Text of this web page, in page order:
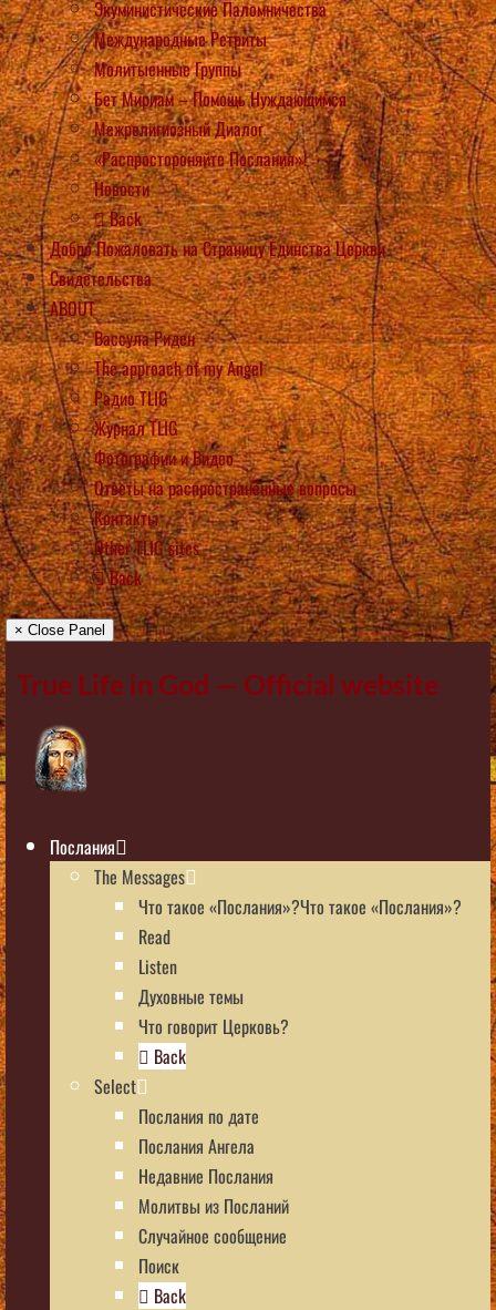
Экуминистические Паломничества
Международные Ретриты
Молитыенные Группы
Бет Мириам – Помощь Нуждающимся
Межрелигиозный Диалог
«Распростороняйте Послания»!
Новости
Back
Добро Пожаловать на Страницу Единства Церкви
Свидетельства
ABOUT
Вассула Риден
The approach of my Angel
Радио TLIG
Журнал TLIG
Фотографии и Видео
Ответы на распространённые вопросы
Контакты
Other TLIG sites
Back
× Close Panel
True Life in God — Official website
Послания
The Messages
Что такое «Послания»?Что такое «Послания»?
Read
Listen
Духовные темы
Что говорит Церковь?
Back
Select
Послания по дате
Послания Ангела
Недавние Послания
Молитвы из Посланий
Случайное сообщение
Поиск
Back